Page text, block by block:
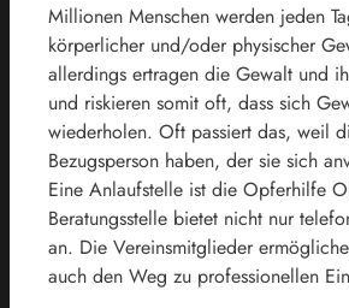
Millionen Menschen werden jeden
körperlicher und/oder physischer
allerdings ertragen die Gewalt und
und riskieren somit oft, dass sich
wiederholen. Oft passiert das, weil
Bezugsperson haben, der sie sich
Eine Anlaufstelle ist die Opferhilfe
Beratungsstelle bietet nicht nur
an. Die Vereinsmitglieder
auch den Weg zu professionellen